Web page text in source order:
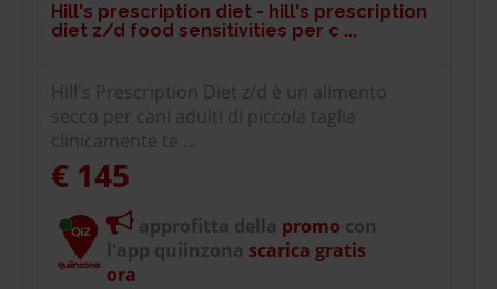
Hill's prescription diet - hill's prescription
diet z/d food sensitivities per c ...
Hill's Prescription Diet z/d è un alimento
secco per cani adulti di piccola taglia
clinicamente te ...
€ 145
approfitta della promo con
l'app quiinzona scarica gratis
ora